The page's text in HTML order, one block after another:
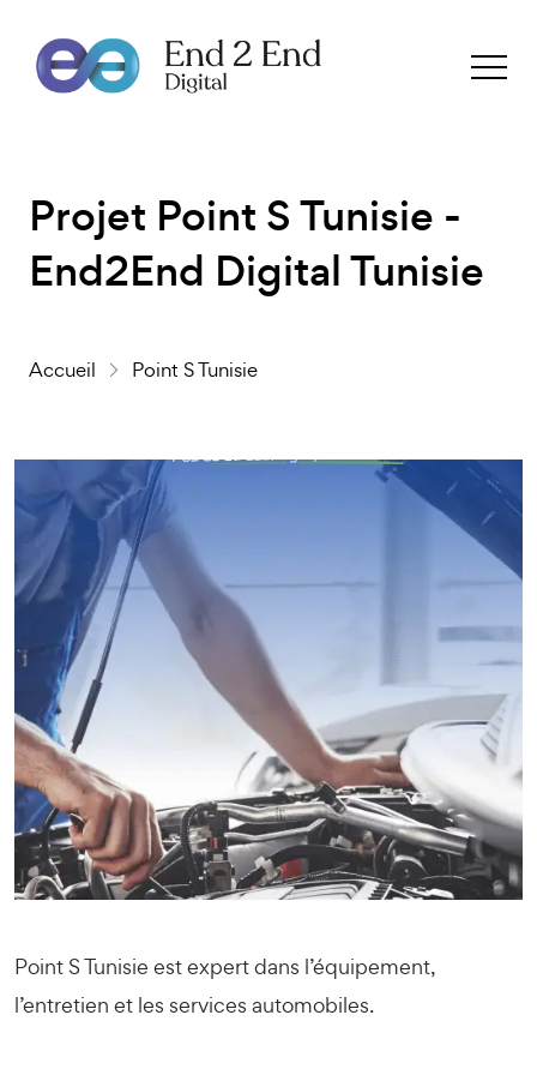
Projet Point S Tunisie -
End2End Digital Tunisie
Accueil Point S Tunisie
Point S Tunisie est expert dans l’équipement,
l’entretien et les services automobiles.